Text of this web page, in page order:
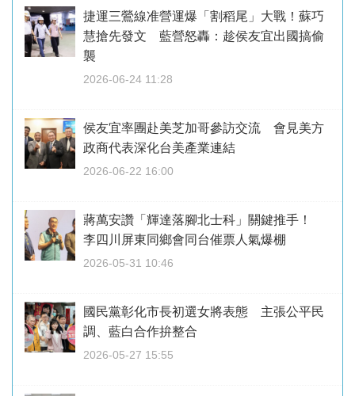
捷運三鶯線准營運爆「割稻尾」大戰！蘇巧
慧搶先發文 藍營怒轟：趁侯友宜出國搞偷
襲
2026-06-24 11:28
侯友宜率團赴美芝加哥參訪交流 會見美方
政商代表深化台美產業連結
2026-06-22 16:00
蔣萬安讚「輝達落腳北士科」關鍵推手！
李四川屏東同鄉會同台催票人氣爆棚
2026-05-31 10:46
國民黨彰化市長初選女將表態 主張公平民
調、藍白合作拚整合
2026-05-27 15:55